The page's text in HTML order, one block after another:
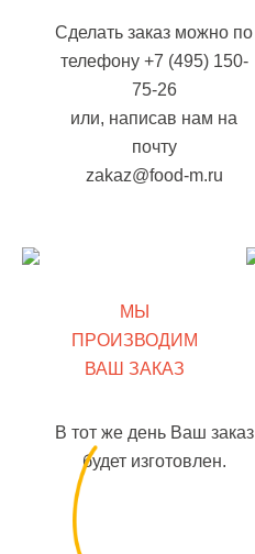
Сделать заказ можно по
телефону +7 (495) 150-
75-26
или, написав нам на
почту
zakaz@food-m.ru
МЫ
ПРОИЗВОДИМ
ВАШ ЗАКАЗ
В тот же день Ваш заказ
будет изготовлен.